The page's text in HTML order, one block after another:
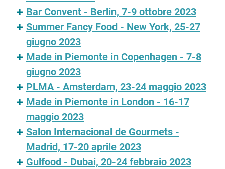
Bar Convent - Berlin, 7-9 ottobre 2023
Summer Fancy Food - New York, 25-27
giugno 2023
Made in Piemonte in Copenhagen - 7-8
giugno 2023
PLMA - Amsterdam, 23-24 maggio 2023
Made in Piemonte in London - 16-17
maggio 2023
Salon Internacional de Gourmets -
Madrid, 17-20 aprile 2023
Gulfood - Dubai, 20-24 febbraio 2023